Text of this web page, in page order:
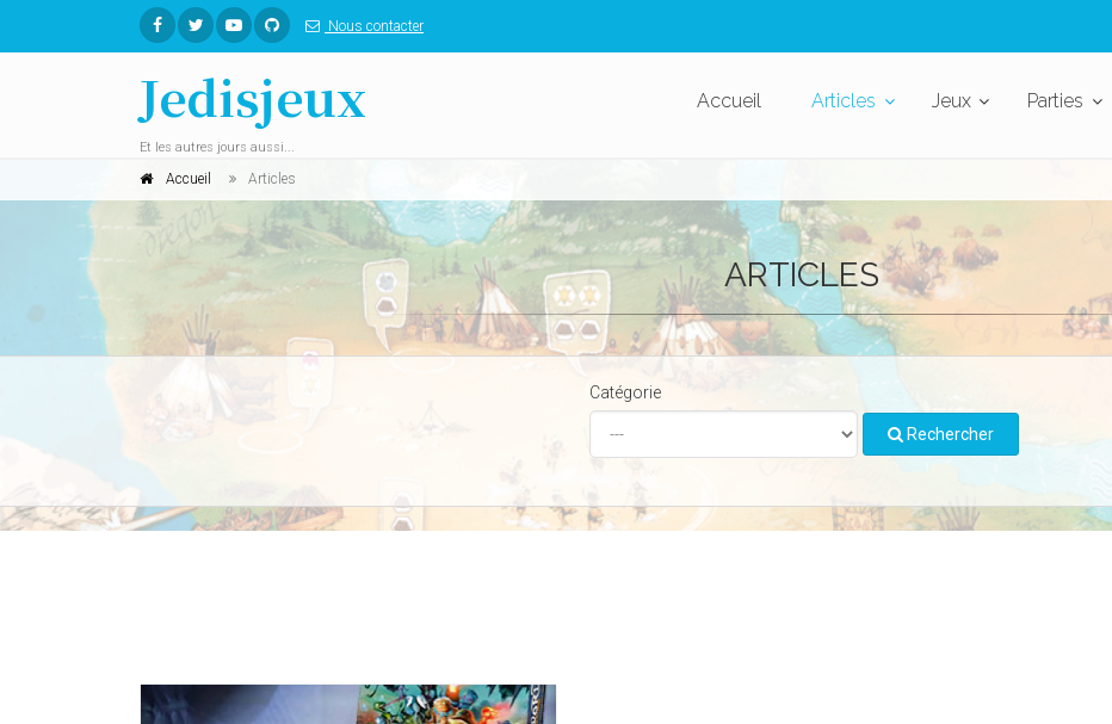
Nous contacter
Jedisjeux
Et les autres jours aussi...
Accueil Articles Jeux Parties
Accueil Articles
ARTICLES
Catégorie
Rechercher